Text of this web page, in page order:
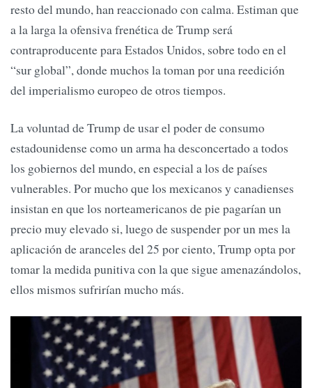
resto del mundo, han reaccionado con calma. Estiman que
a la larga la ofensiva frenética de Trump será
contraproducente para Estados Unidos, sobre todo en el
“sur global”, donde muchos la toman por una reedición
del imperialismo europeo de otros tiempos.
La voluntad de Trump de usar el poder de consumo
estadounidense como un arma ha desconcertado a todos
los gobiernos del mundo, en especial a los de países
vulnerables. Por mucho que los mexicanos y canadienses
insistan en que los norteamericanos de pie pagarían un
precio muy elevado si, luego de suspender por un mes la
aplicación de aranceles del 25 por ciento, Trump opta por
tomar la medida punitiva con la que sigue amenazándolos,
ellos mismos sufrirían mucho más.